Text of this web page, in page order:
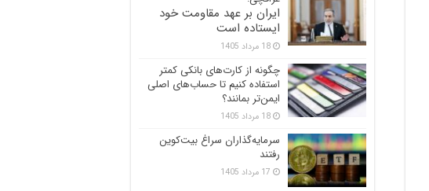
ایران بر عهد مقاومت خود
ایستاده است
18 مرداد 1405
چگونه از کارت‌های بانکی کمتر
استفاده کنیم تا حساب‌های اصلی
ایمن‌تر بمانند؟
18 مرداد 1405
سرمایه‌گذاران سراغ بیت‌کوین
رفتند
17 مرداد 1405